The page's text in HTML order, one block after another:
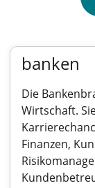
banken
Die
Wirtschaft.
Finanzen,